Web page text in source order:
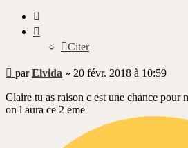
Citer
Message
non
lu
parElvida » 20 févr. 2018 à 10:59
Claire tu as raison c est une chance pour
on l aura ce 2 eme